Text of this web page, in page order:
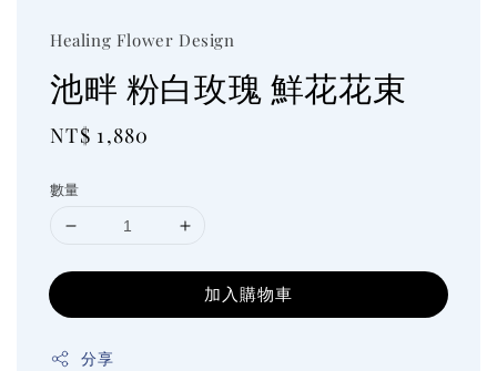
Healing Flower Design
池畔 粉白玫瑰 鮮花花束
Regular
NT$ 1,880
數量
加入購物車
分享